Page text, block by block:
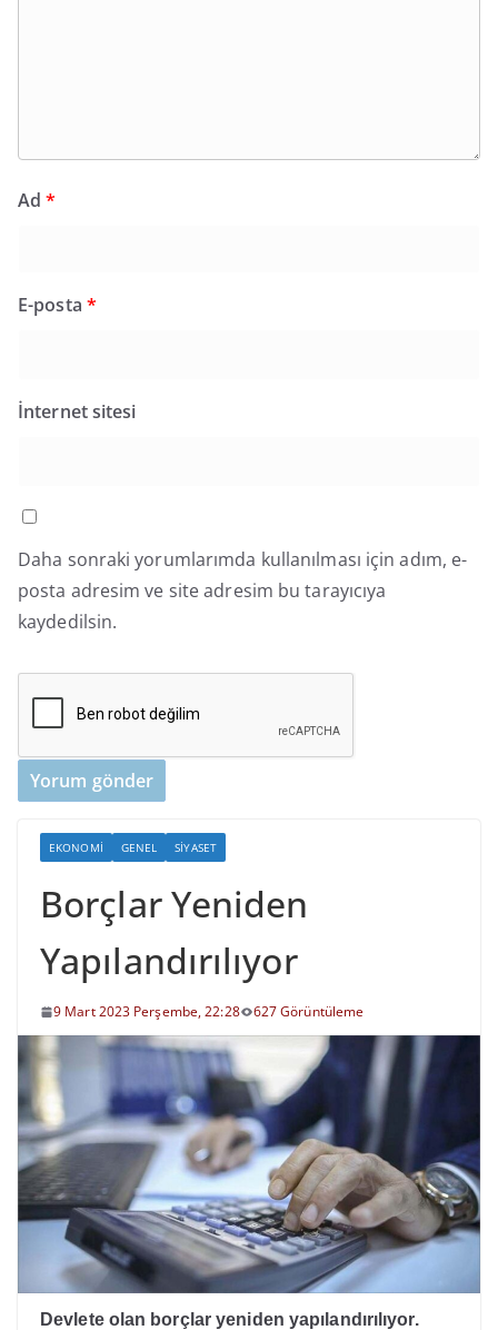
Ad*
E-posta *
İnternet sitesi
Daha sonraki yorumlarımda kullanılması için adım, e-
posta adresim ve site adresim bu tarayıcıya
kaydedilsin.
EKONOMI GENEL SIYASET
Borçlar Yeniden
Yapılandırılıyor
9 Mart 2023 Perşembe, 22:28 627 Görüntüleme
Devlete olan borçlar yeniden yapılandırılıyor.